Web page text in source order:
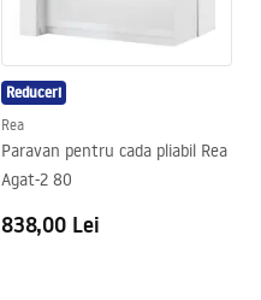
Reduceri
Rea
Paravan pentru cada pliabil Rea
Agat-2 80
838,00 Lei